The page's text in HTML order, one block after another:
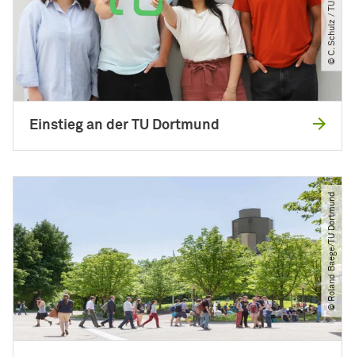
Einstieg an der TU Dortmund
© Roland Baege​/​TU Dortmund